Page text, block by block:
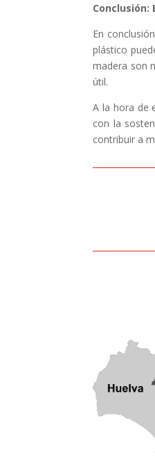
Conclusión:
En
plástico
madera son
útil.
A la hora de
con la
contribuir a